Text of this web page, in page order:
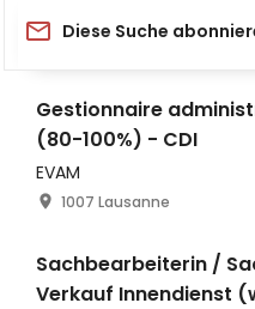
Diese Suche
Gestionnaire
(80-100%) - CDI
EVAM
1007 Lausanne
Sachbearbeiterin /
Verkauf Innendienst